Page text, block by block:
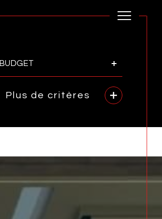
BUDGET
Plus de critères